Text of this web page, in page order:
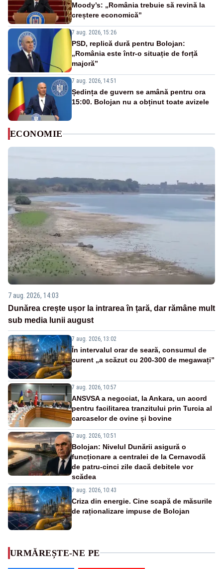
Moody’s: „România trebuie să revină la
creștere economică”
7 aug. 2026, 15:26
PSD, replică dură pentru Bolojan:
„România este într-o situație de forță
majoră”
7 aug. 2026, 14:51
Ședința de guvern se amână pentru ora
15:00. Bolojan nu a obținut toate avizele
ECONOMIE
7 aug. 2026, 14:03
Dunărea crește ușor la intrarea în țară, dar rămâne mult
sub media lunii august
7 aug. 2026, 13:02
În intervalul orar de seară, consumul de
curent „a scăzut cu 200-300 de megawați”
7 aug. 2026, 10:57
ANSVSA a negociat, la Ankara, un acord
pentru facilitarea tranzitului prin Turcia al
carcaselor de ovine și bovine
7 aug. 2026, 10:51
Bolojan: Nivelul Dunării asigură o
funcționare a centralei de la Cernavodă
de patru-cinci zile dacă debitele vor
scădea
7 aug. 2026, 10:43
Criza din energie. Cine scapă de măsurile
de raționalizare impuse de Bolojan
URMĂREȘTE-NE PE